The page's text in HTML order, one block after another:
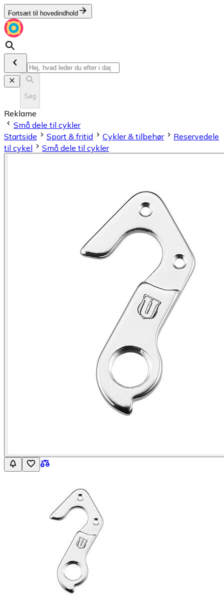
Fortsæt til hovedindhold
Søg
Reklame
Små dele til cykler
Startside
Sport & fritid Cykler & tilbehør
Reservedele
til cykel
Små dele til cykler